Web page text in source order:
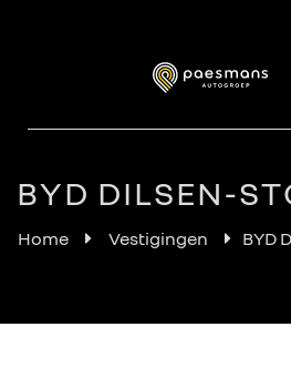
BYD DILSEN-
Home Vestigingen BYD